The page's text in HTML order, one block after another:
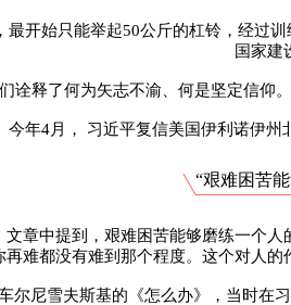
最开始只能举起50公斤的杠铃，经过
国家建
诠释了何为矢志不渝、何是坚定信仰
今年4月， 习近平复信美国伊利诺伊州
“艰难困苦
章中提到，艰难困苦能够磨练一个
难都没有难到那个程度。这个对人
尔尼雪夫斯基的《怎么办》，当时在